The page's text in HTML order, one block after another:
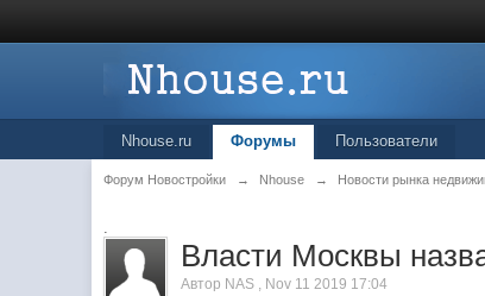
Nhouse.ru Форумы Пользователи
Форум Новостройки → Nhouse → Новости рынка
.
Власти Москвы
Автор NAS , Nov 11 2019 17:04